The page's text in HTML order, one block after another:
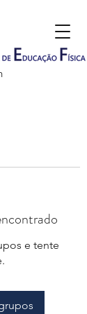
e tente